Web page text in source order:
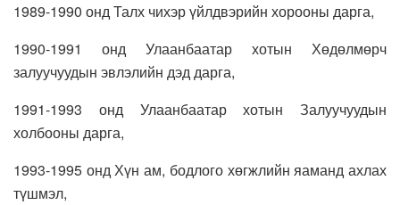
1989-1990 онд Талх чихэр үйлдвэрийн хорооны дарга,
1990-1991 онд Улаанбаатар хотын Хөдөлмөрч
залуучуудын эвлэлийн дэд дарга,
1991-1993 онд Улаанбаатар хотын Залуучуудын
холбооны дарга,
1993-1995 онд Хүн ам, бодлого хөгжлийн яаманд ахлах
түшмэл,